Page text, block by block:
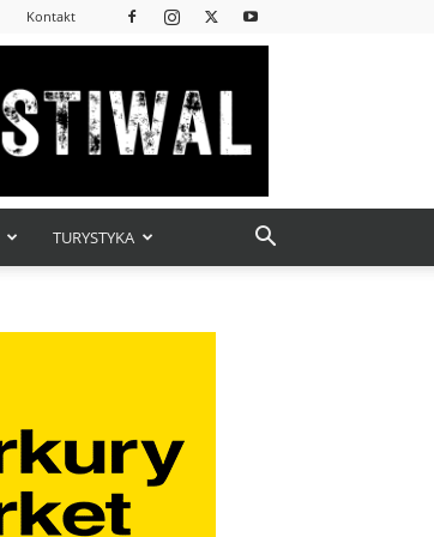
Kontakt
TURYSTYKA